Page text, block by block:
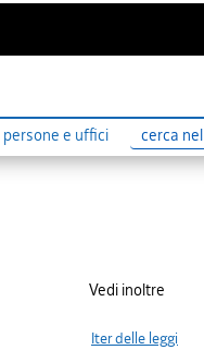
persone e uffici
Ricerca
Vedi inoltre
Iter delle leggi